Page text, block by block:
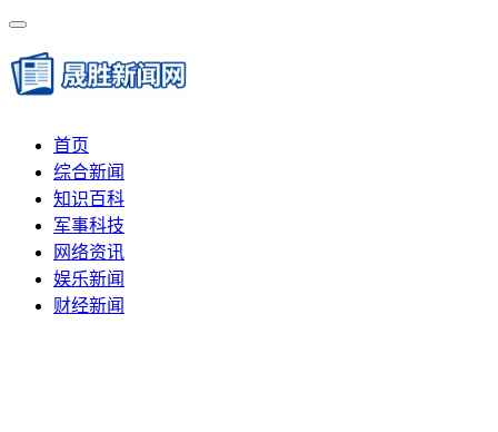
首页
综合新闻
知识百科
军事科技
网络资讯
娱乐新闻
财经新闻